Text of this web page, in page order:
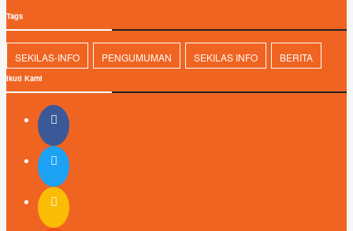
Tags
SEKILAS-INFO PENGUMUMAN SEKILAS INFO BERITA
Ikuti Kami